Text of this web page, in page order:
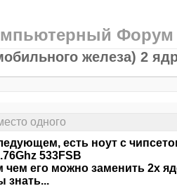
Форум
железа) 2
одного
есть ноут с
533FSB
чем его можно заменить 2х
знать...